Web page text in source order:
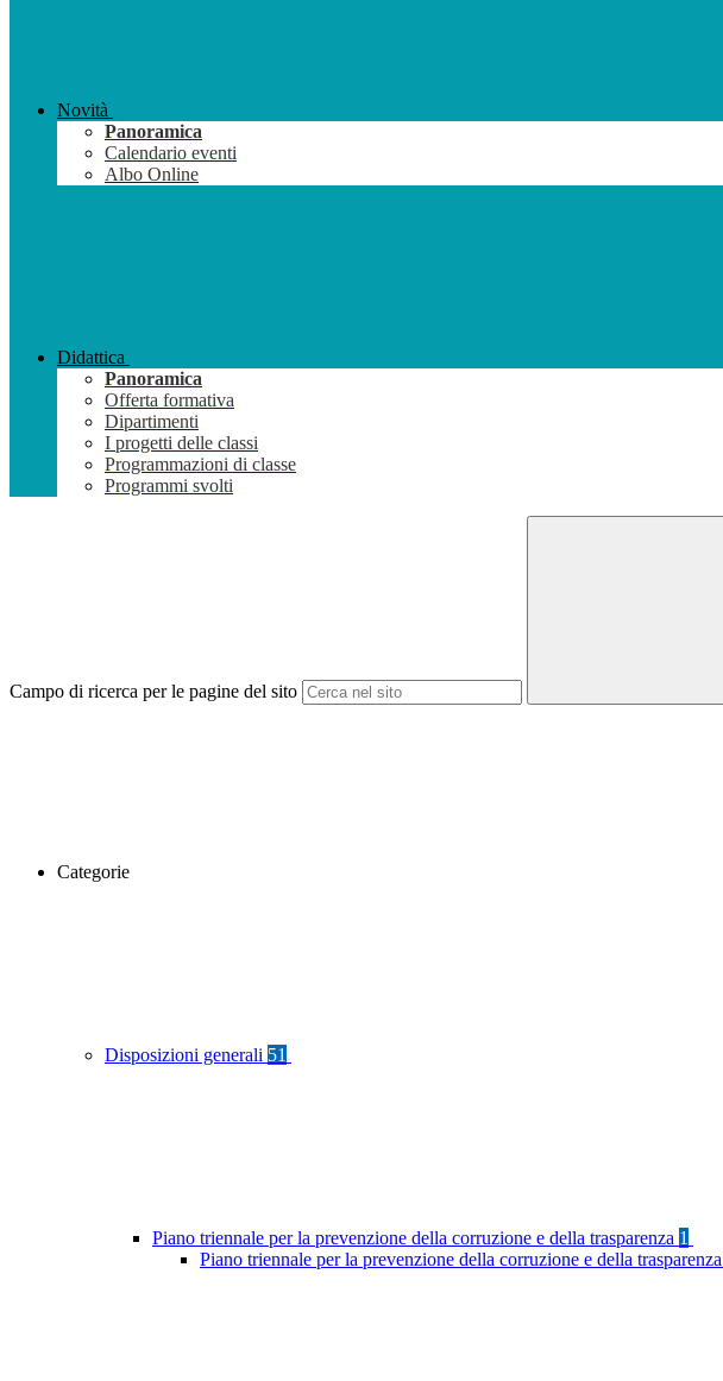
Novità
Panoramica
Calendario eventi
Albo Online
Didattica
Panoramica
Offerta formativa
Dipartimenti
I progetti delle classi
Programmazioni di classe
Programmi svolti
Campo di ricerca per le pagine del sito
Categorie
Disposizioni generali 51
Piano triennale per la prevenzione della corruzione e della trasparenza 1
Piano triennale per la prevenzione della corruzione e della